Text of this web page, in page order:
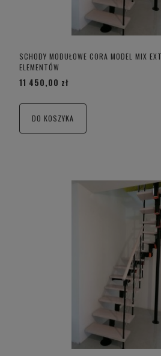
SCHODY MODUŁOWE CORA MODEL MIX
ELEMENTÓW
11 450,00 zł
DO KOSZYKA